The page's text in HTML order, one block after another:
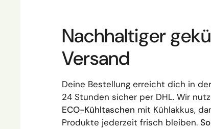
Nachhaltiger
Versand
Deine Bestellung erreicht dich in
24 Stunden sicher per DHL. Wir
ECO-Kühltaschen mit Kühlakkus,
Produkte jederzeit frisch bleiben.